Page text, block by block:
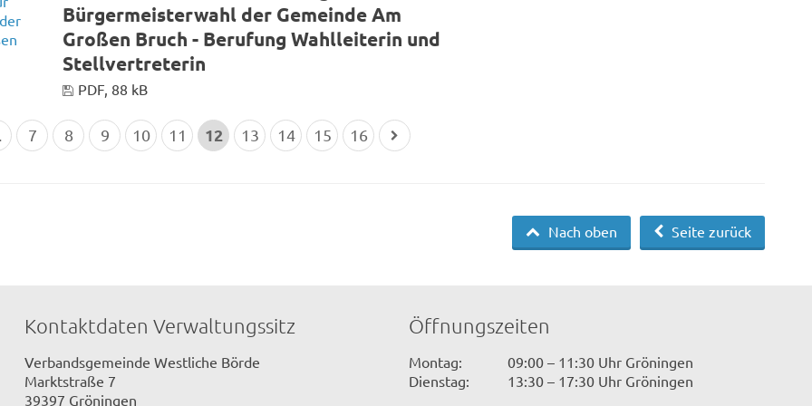
Bürgermeisterwahl der Gemeinde Am
Großen Bruch - Berufung Wahlleiterin und
Stellvertreterin
PDF, 88 kB
7 8 9 10 11 12 13 14 15 16
Seite zurück
Nach oben
Kontaktdaten Verwaltungssitz
Verbandsgemeinde Westliche Börde
Marktstraße 7
39397 Gröningen
Öffnungszeiten
Montag:
09:00 – 11:30 Uhr Gröningen
Dienstag:
13:30 – 17:30 Uhr Gröningen